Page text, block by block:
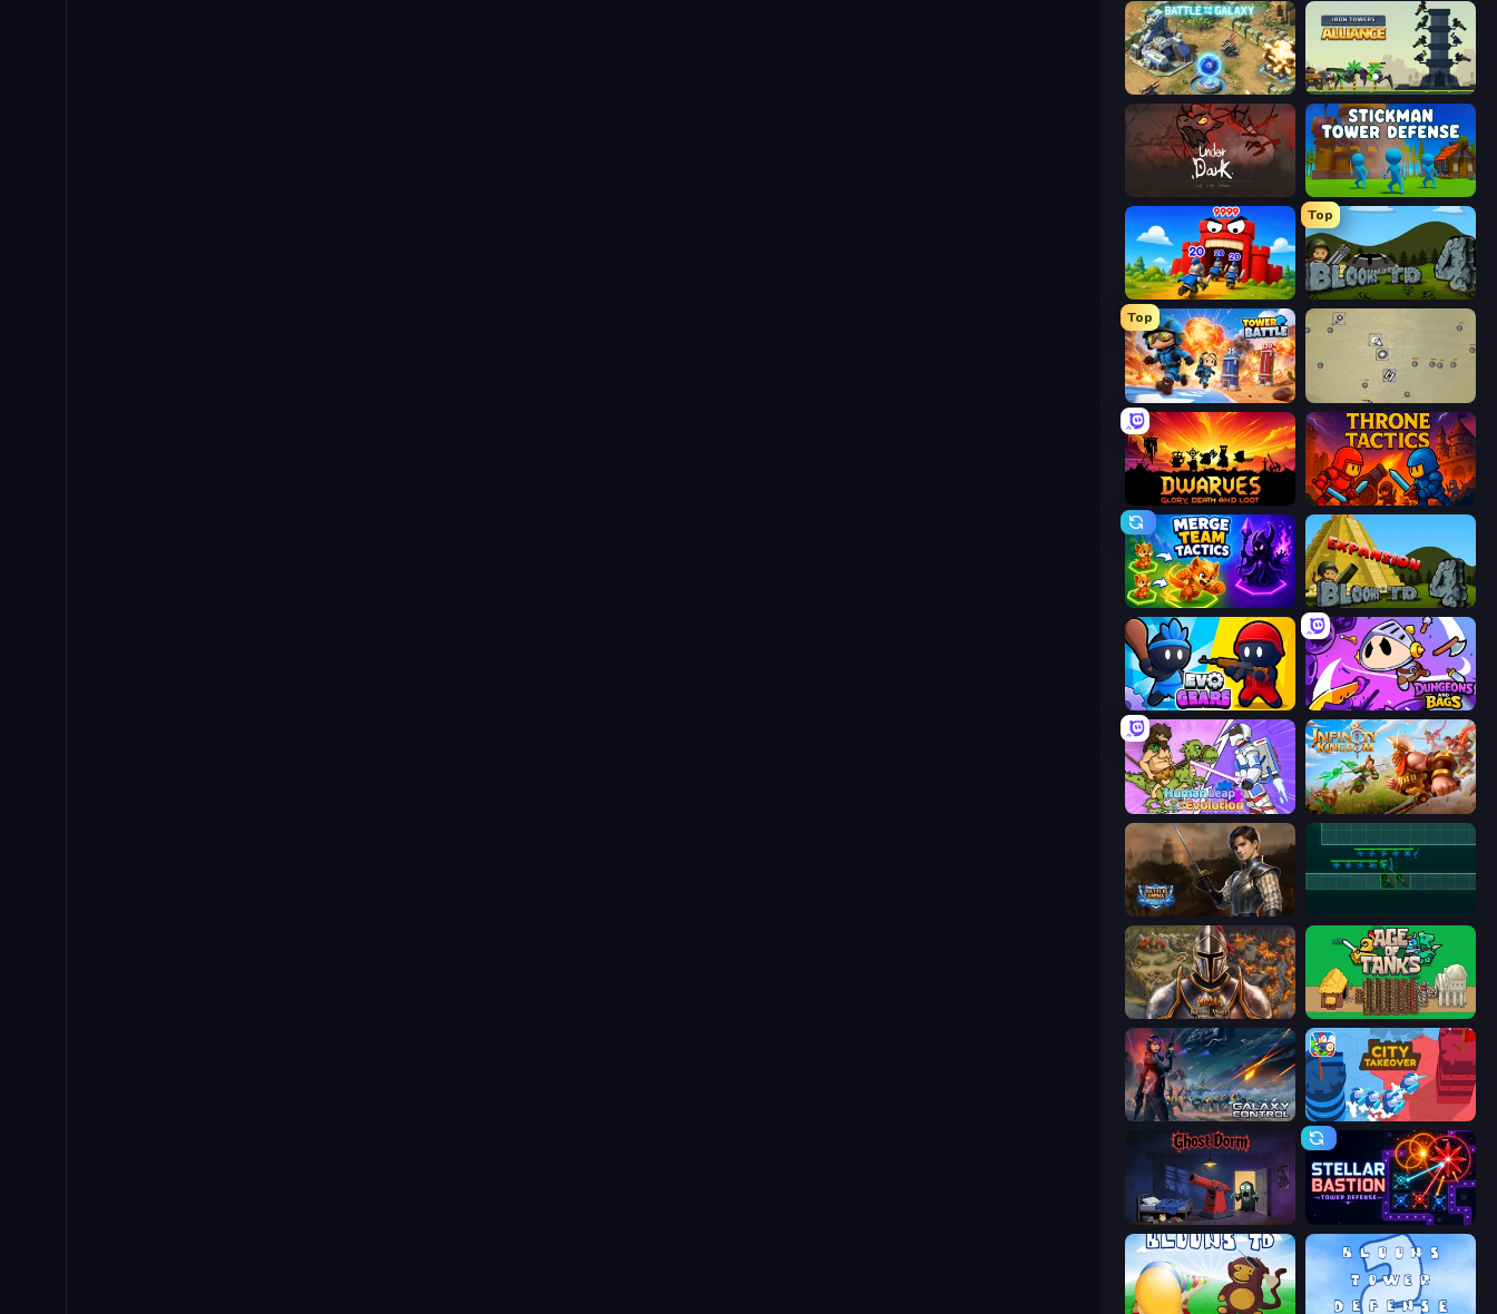
Battle for the Galaxy Iron Towers Alliance
UnderDark: Defense
TimeWarriors
Top
Bloons Tower Defense 4
Top
Tower Battle Desktop Tower Defense
Throne Tactics
Merge Team Tactics Bloons Tower Defense 4 Expansion
Evo Gears Dungeons and Bags
Human Leap: Evolution Infinity Kingdom
Battle Arena
Khan Wars Age of Tanks Warriors: TD War
Galaxy Control: 3D Strategy City Takeover
Ghost Dorm Stellar Bastion